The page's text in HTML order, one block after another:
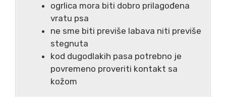
ogrlica mora biti dobro prilagođena
vratu psa
ne sme biti previše labava niti previše
stegnuta
kod dugodlakih pasa potrebno je
povremeno proveriti kontakt sa
kožom